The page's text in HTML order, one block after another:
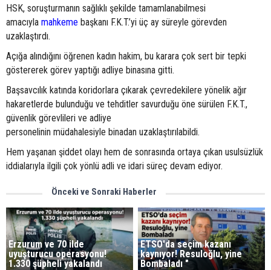
HSK, soruşturmanın sağlıklı şekilde tamamlanabilmesi
amacıyla mahkeme başkanı F.K.T.’yi üç ay süreyle görevden
uzaklaştırdı.
Açığa alındığını öğrenen kadın hakim, bu karara çok sert bir tepki
göstererek görev yaptığı adliye binasına gitti.
Başsavcılık katında koridorlara çıkarak çevredekilere yönelik ağır
hakaretlerde bulunduğu ve tehditler savurduğu öne sürülen F.K.T.,
güvenlik görevlileri ve adliye
personelinin müdahalesiyle binadan uzaklaştırılabildi.
Hem yaşanan şiddet olayı hem de sonrasında ortaya çıkan usulsüzlük
iddialarıyla ilgili çok yönlü adli ve idari süreç devam ediyor.
Önceki ve Sonraki Haberler
Erzurum ve 70 ilde
uyuşturucu operasyonu!
1.330 şüpheli yakalandı
ETSO'da seçim kazanı
kaynıyor! Resuloğlu, yine
Bombaladı "